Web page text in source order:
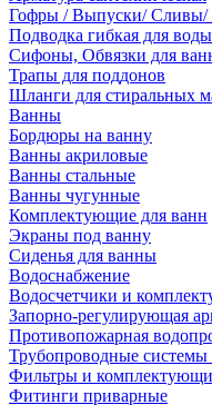
Гофры / Выпуски/ Сливы/
Подводка гибкая для воды
Сифоны, Обвязки для
Трапы для поддонов
Шланги для стиральных
Ванны
Бордюры на ванну
Ванны акриловые
Ванны стальные
Ванны чугунные
Комплектующие для ванн
Экраны под ванну
Сиденья для ванны
Водоснабжение
Водосчетчики и
Запорно-регулирующая
Противопожарная
Трубопроводные
Фильтры и
Фитинги приварные